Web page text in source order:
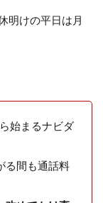
明けの平日は月
始まるナビダ
る間も通話料